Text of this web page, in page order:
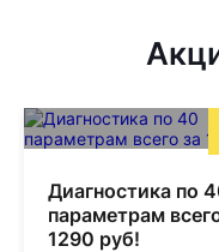
Диагностика по
параметрам
1290 руб!